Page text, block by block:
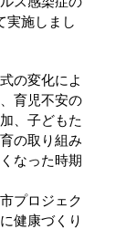
実施しまし
の変化によ
育児不安の
、子どもた
の取り組み
なった時期
プロジェク
健康づくり